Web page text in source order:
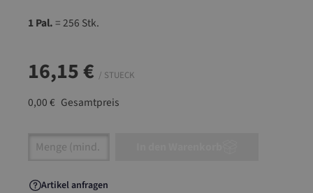
1 Pal.= 256 Stk.
16,15 € / STUECK
0,00 € Gesamtpreis
Artikel Anzahl: Gib den gewünschten Wert
Artikel anfragen